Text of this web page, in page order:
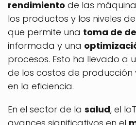
rendimiento de las
los productos y los niveles
que permite una toma de
informada y una
procesos. Esto ha llevado a
de los costos de producción
en la eficiencia.
En el sector de la salud, el